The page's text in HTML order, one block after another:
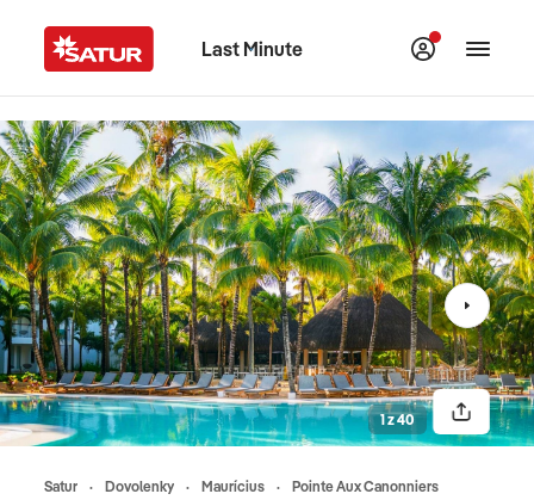
Last Minute
Satur Dovolenky Maurícius Pointe Aux Canonniers
1 z 40